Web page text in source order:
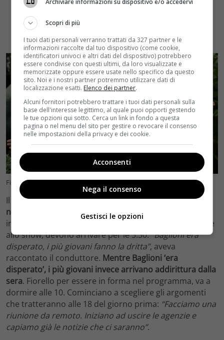
Fiorello parla di Baglioni: il retroscena (Foto Ansa) velvetcinema.it
Il cantante fu ospite di una puntata ma a quanto pare
non prese proprio bene l’orario di arrivo sul posto
infatti i protagonisti delle dirette, per potersi preparare
allo show, devono arrivare per le 5:30.“Baglioni era
disperato, i più giovani fanno la dritta”, aveva
raccontato il conduttore. Mentre Baglioni ‘era
disperato’, i più giovani invece arrivano addirittura dalla
sera. Fiorello per essere in forma nel programma, va a
dormire alle 10. Cominciano a scegliere gli argomenti
che tratteranno alle 18 del giorno prima: “Facciamo una
riunione da remoto. Iniziano ad uscire le agenzie e
capiamo già le notizie che ci saranno”.
Archiviare informazioni su dispositivo e/o accedervi
Scopri di più
I tuoi dati personali verranno trattati da 327 partner e le
informazioni raccolte dal tuo dispositivo (come cookie,
identificatori univoci e altri dati del dispositivo) potrebbero
essere condivise con questi ultimi, da loro visualizzate e
memorizzate oppure essere usate nello specifico da questo
sito. Noi e i nostri partner potremmo utilizzare dati di
localizzazione esatti. Elenco dei partner.
Alcuni fornitori potrebbero trattare i tuoi dati personali sulla
base dell'interesse legittimo, al quale puoi opporti gestendo
le tue opzioni qui sotto. Cerca un link in fondo a questa
pagina o nel menu del sito per gestire o revocare il consenso
nelle impostazioni della privacy e dei cookie.
Acconsenti
Nega il consenso
Gestisci le opzioni